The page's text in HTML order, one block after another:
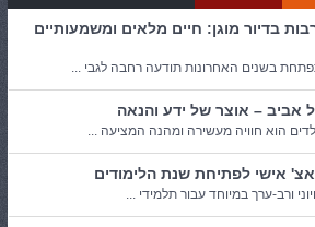
בדיור מוגן: חיים מלאים ומשמעותיים
בשנים האחרונות תודעה רחבה לגבי ...
אביב – אוצר של ידע והנאה
הוא חוויה מעשירה ומהנה המציעה ...
אישי לפתיחת שנת הלימודים
ורב-ערך במיוחד עבור תלמידי ...